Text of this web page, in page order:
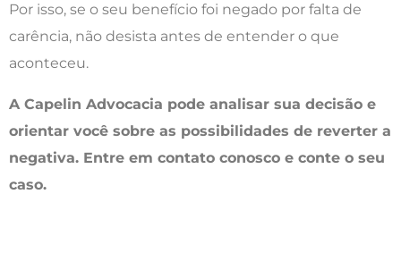
Por isso, se o seu benefício foi negado por falta de
carência, não desista antes de entender o que
aconteceu.
A Capelin Advocacia pode analisar sua decisão e
orientar você sobre as possibilidades de reverter a
negativa. Entre em contato conosco e conte o seu
caso.